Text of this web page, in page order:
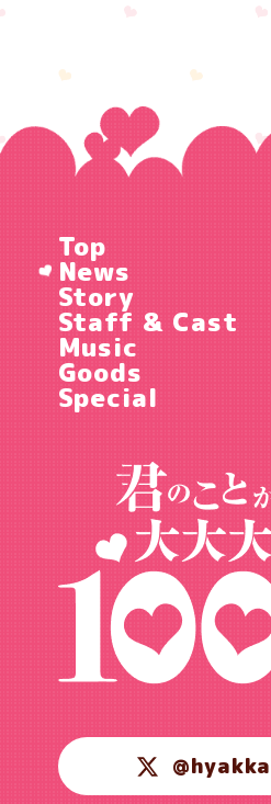
Top
News
Story
Staff & Cast
Music
Goods
Special